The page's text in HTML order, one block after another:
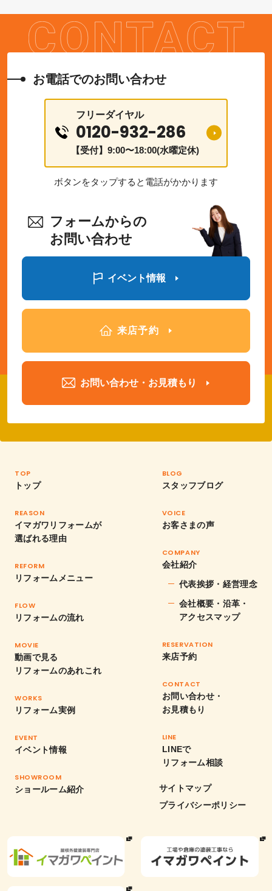
お電話でのお問い合わせ
フリーダイヤル
0120-932-286
【受付】9:00〜18:00(水曜定休)
ボタンをタップすると電話がかかります
フォームからの
お問い合わせ
イベント情報
来店予約
お問い合わせ・お見積もり
TOP
トップ
REASON
イマガワリフォームが
選ばれる理由
REFORM
リフォームメニュー
FLOW
リフォームの流れ
MOVIE
動画で見る
リフォームのあれこれ
WORKS
リフォーム実例
EVENT
イベント情報
SHOWROOM
ショールーム紹介
BLOG
スタッフブログ
VOICE
お客さまの声
COMPANY
会社紹介
代表挨拶・経営理念
会社概要・沿革・
アクセスマップ
RESERVATION
来店予約
CONTACT
お問い合わせ・
お見積もり
LINE
LINEで
リフォーム相談
サイトマップ
プライバシーポリシー